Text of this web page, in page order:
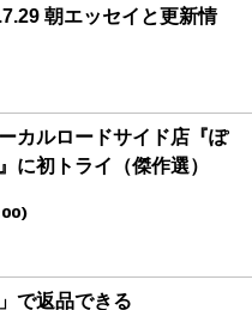
朝エッセイと更新情
カルロードサイド店『ぽ
に初トライ（傑作選）
で返品できる